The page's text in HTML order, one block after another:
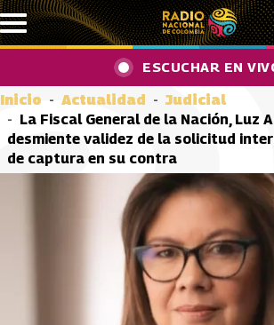
Pasar al contenido principal
ESCUCHAR EN
Inicio Actualidad
Judicial
La Fiscal General de la Nación, Luz
desmiente validez de la solicitud
de captura en su contra